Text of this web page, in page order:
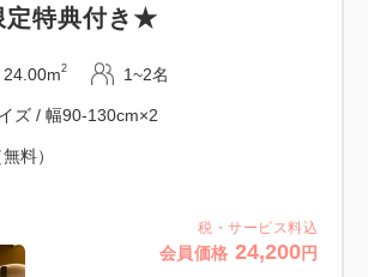
ム限定特典】
アムラウンジ【茶論-さろん- 憩】ご
シャワー設置（Refa or ミラブル
可
税・サービス料込
会員価格 24,200円
定特典付き★
24.00m2 1~2名
ズ / 幅90-130cm×2
料）